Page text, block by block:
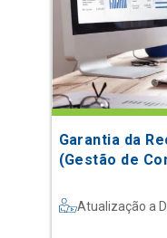
Garantia da
(Gestão de
Atualização a